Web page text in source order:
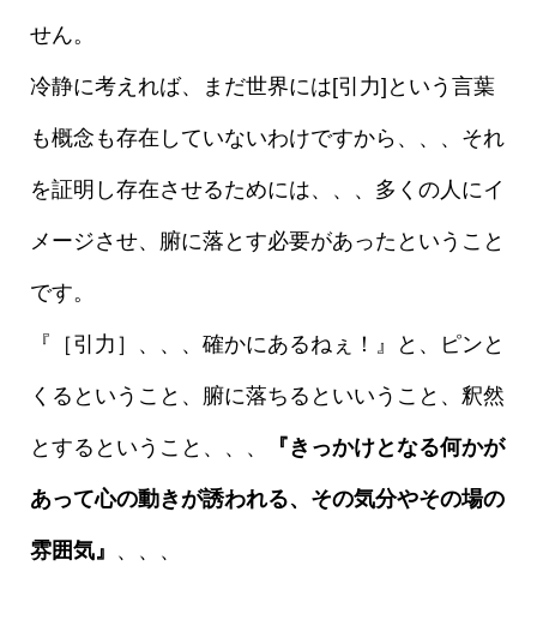
せん。
冷静に考えれば、まだ世界には[引力]という言葉
も概念も存在していないわけですから、、、それ
を証明し存在させるためには、、、多くの人にイ
メージさせ、腑に落とす必要があったということ
です。
『［引力］、、、確かにあるねぇ！』と、ピンと
くるということ、腑に落ちるといいうこと、釈然
とするということ、、、 『きっかけとなる何かが
あって心の動きが誘われる、その気分やその場の
雰囲気』 、、、